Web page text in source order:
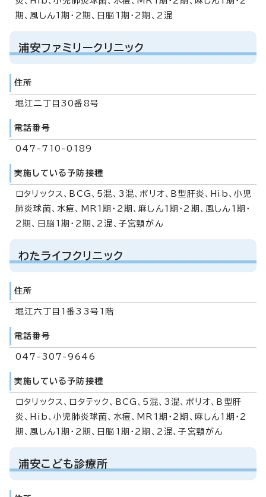
期、風しん1期・2期、日脳1期・2期、2混
浦安ファミリークリニック
住所
堀江二丁目30番8号
電話番号
047-710-0189
実施している予防接種
ロタリックス、BCG、5混、3混、ポリオ、B型肝炎、Hib、小児
肺炎球菌、水痘、MR1期・2期、麻しん1期・2期、風しん1期・
2期、日脳1期・2期、2混、子宮頸がん
わたライフクリニック
住所
堀江六丁目1番33号1階
電話番号
047-307-9646
実施している予防接種
ロタリックス、ロタテック、BCG、5混、3混、ポリオ、B型肝
炎、Hib、小児肺炎球菌、水痘、MR1期・2期、麻しん1期・2
期、風しん1期・2期、日脳1期・2期、2混、子宮頸がん
浦安こども診療所